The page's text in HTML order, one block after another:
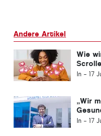
Andere Artikel
Wie
unser
In - 17
„Wir
In - 17